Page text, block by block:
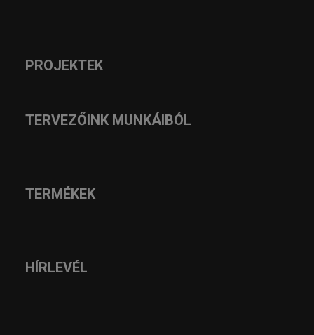
PROJEKTEK
TERVEZŐINK MUNKÁIBÓL
TERMÉKEK
HÍRLEVÉL